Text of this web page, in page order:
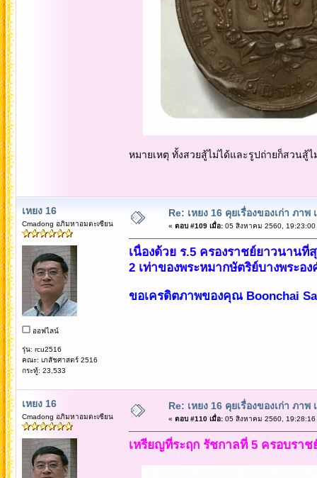
หมายเหตุ ทั้งสวยสู้ไม่ได้และรูปถ่ายก็สวนสู้
เหยง 16
Cmadong อภิมหาอมตะเซียน
ออฟไลน์
รุ่น: rcu2516
คณะ: เภสัชศาสตร์ 2516
กระทู้: 23,533
Re: เหยง 16 คุยเรื่องของเก่า ภา
« ตอบ #109 เมื่อ:05 สิงหาคม 2560, 19:23:00
เนื่องด้วย ร.5 ครองราชย์ยาวนานที่
2 เท่าของพระหมากษัตริย์บางพระอ
ขอเครดิตภาพของคุณ Boonchai
เหยง 16
Cmadong อภิมหาอมตะเซียน
Re: เหยง 16 คุยเรื่องของเก่า ภา
« ตอบ #110 เมื่อ:05 สิงหาคม 2560, 19:28:16
เหรียญที่ระฤก รัชกาลที่ 5 ครอบราช